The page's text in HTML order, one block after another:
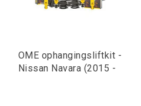
OME ophangingsliftkit -
Nissan Navara (2015 -